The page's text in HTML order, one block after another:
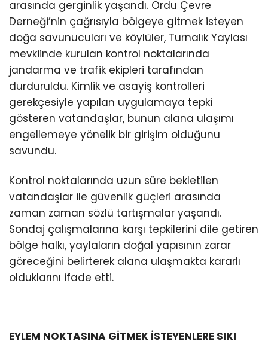
arasında gerginlik yaşandı. Ordu Çevre
Derneği’nin çağrısıyla bölgeye gitmek isteyen
doğa savunucuları ve köylüler, Turnalık Yaylası
mevkiinde kurulan kontrol noktalarında
jandarma ve trafik ekipleri tarafından
durduruldu. Kimlik ve asayiş kontrolleri
gerekçesiyle yapılan uygulamaya tepki
gösteren vatandaşlar, bunun alana ulaşımı
engellemeye yönelik bir girişim olduğunu
savundu.
Kontrol noktalarında uzun süre bekletilen
vatandaşlar ile güvenlik güçleri arasında
zaman zaman sözlü tartışmalar yaşandı.
Sondaj çalışmalarına karşı tepkilerini dile getiren
bölge halkı, yaylaların doğal yapısının zarar
göreceğini belirterek alana ulaşmakta kararlı
olduklarını ifade etti.
EYLEM NOKTASINA GİTMEK İSTEYENLERE SIKI